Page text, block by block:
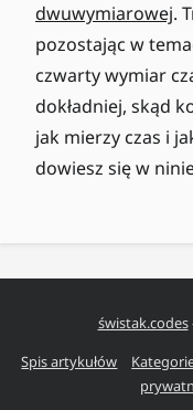
dwuwymiarowej.
pozostając w
czwarty wymiar
dokładniej, skąd
jak mierzy czas i
dowiesz się w
świstak.codes
Spis artykułów